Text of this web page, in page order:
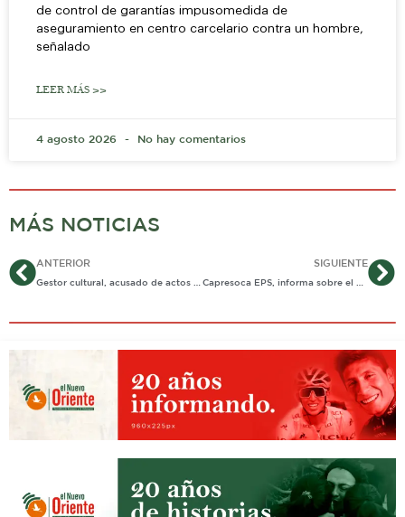
de control de garantías impusomedida de
aseguramiento en centro carcelario contra un hombre,
señalado
LEER MÁS >>
4 agosto 2026 No hay comentarios
MÁS NOTICIAS
AntANTERIOR SIGUIENTE